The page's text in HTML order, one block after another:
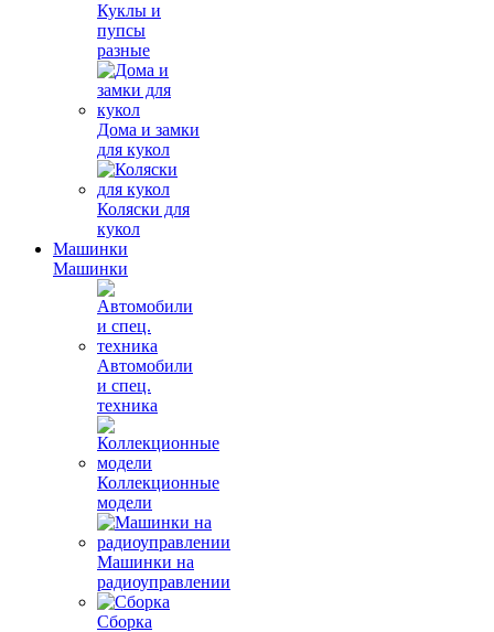
Куклы и
пупсы
разные
Дома и замки
для кукол
Коляски для
кукол
Машинки
Машинки
Автомобили
и спец.
техника
Коллекционные
модели
Машинки на
радиоуправлении
Сборка